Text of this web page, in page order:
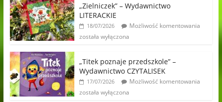
„Zielniczek” – Wydawnictwo
LITERACKIE
18/07/2026
Możliwość komentowania
została wyłączona
„Titek poznaje przedszkole” –
Wydawnictwo CZYTALISEK
17/07/2026
Możliwość komentowania
została wyłączona